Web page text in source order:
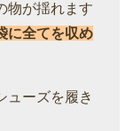
物が揺れます
に全てを収め
ューズを履き